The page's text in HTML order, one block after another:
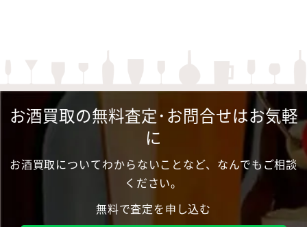
お酒買取の無料査定･お問合せはお気軽
に
お酒買取についてわからないことなど、なんでもご相談
ください。
無料で査定を申し込む